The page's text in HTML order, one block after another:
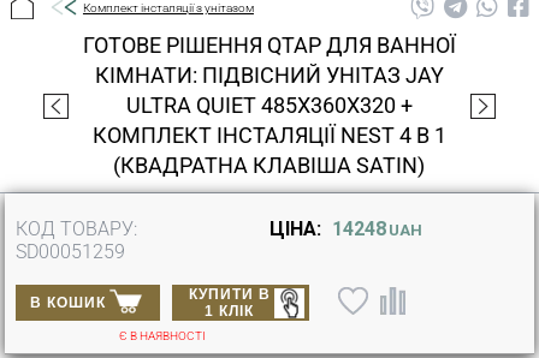
Комплект інсталяції з унітазом
ГОТОВЕ РІШЕННЯ QTAP ДЛЯ ВАННОЇ
КІМНАТИ: ПІДВІСНИЙ УНІТАЗ JAY
ULTRA QUIET 485X360X320 +
КОМПЛЕКТ ІНСТАЛЯЦІЇ NEST 4 В 1
(КВАДРАТНА КЛАВІША SATIN)
КОД ТОВАРУ:
SD00051259
ЦІНА: 14248 UAH
В КОШИК
КУПИТИ В
1 КЛІК
Є В НАЯВНОСТІ